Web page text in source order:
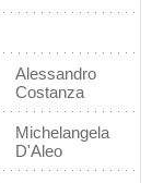
Alessandro
Costanza
Michelangela
D'Aleo